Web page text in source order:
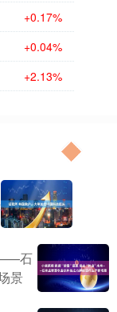
+0.17%
+0.04%
+2.13%
——石
景